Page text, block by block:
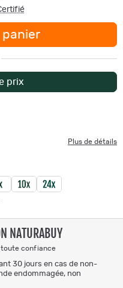
prix
Plus de détails
NATURABUY
toute confiance
30 jours en cas de non-
endommagée, non